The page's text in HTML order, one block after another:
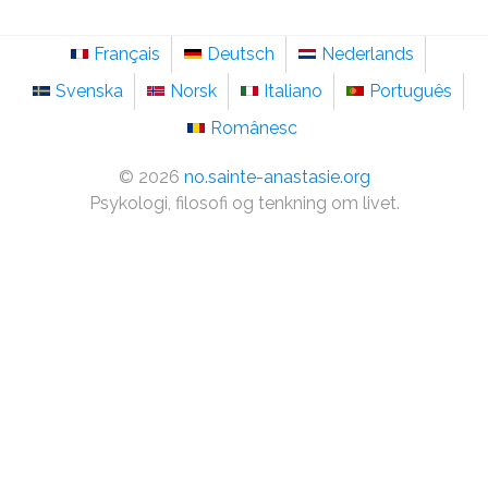
Français Deutsch
Nederlands
Svenska
Norsk Italiano
Português
Românesc
© 2026 no.sainte-anastasie.org
Psykologi, filosofi og tenkning om livet.